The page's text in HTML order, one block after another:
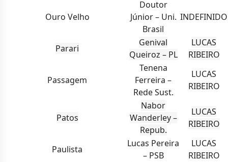
Ouro Velho
Doutor
Júnior – Uni.
Brasil
INDEFINIDO
Parari
Genival
Queiroz – PL
LUCAS
RIBEIRO
Passagem
Tenena
Ferreira –
Rede Sust.
LUCAS
RIBEIRO
Patos
Nabor
Wanderley –
Repub.
LUCAS
RIBEIRO
Paulista
Lucas Pereira
– PSB
LUCAS
RIBEIRO